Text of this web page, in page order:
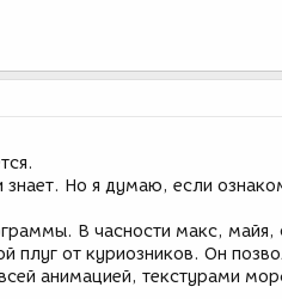
Но я думаю, если
В часности макс, майя,
плуг от куриозников. Он
анимацией, текстурами